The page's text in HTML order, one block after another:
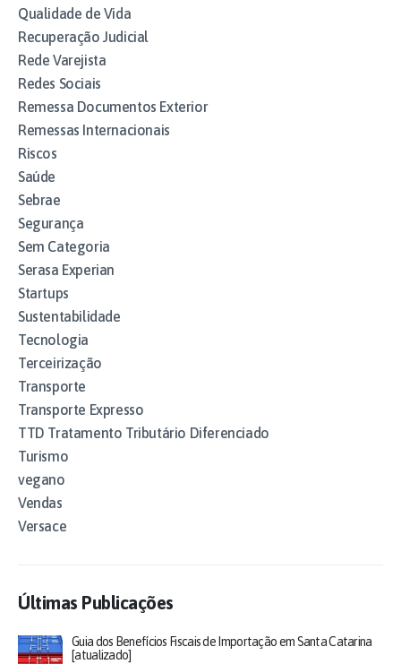
Qualidade de Vida
Recuperação Judicial
Rede Varejista
Redes Sociais
Remessa Documentos Exterior
Remessas Internacionais
Riscos
Saúde
Sebrae
Segurança
Sem Categoria
Serasa Experian
Startups
Sustentabilidade
Tecnologia
Terceirização
Transporte
Transporte Expresso
TTD Tratamento Tributário Diferenciado
Turismo
vegano
Vendas
Versace
Últimas Publicações
Guia dos Benefícios Fiscais de Importação em Santa Catarina
[atualizado]